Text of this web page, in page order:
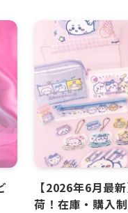
【2026年6月最
荷！在庫・購入